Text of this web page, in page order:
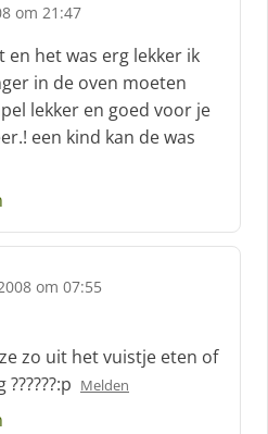
om 21:47
het was erg lekker ik
in de oven moeten
lekker en goed voor je
een kind kan de was
om 07:55
zo uit het vuistje eten of
Melden